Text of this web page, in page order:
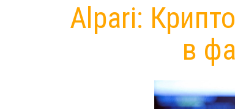
Alpari:
в